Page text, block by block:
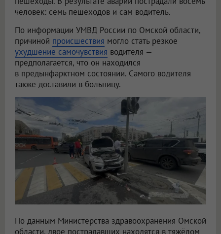
человек: семь пешеходов и сам водитель.
По информации УМВД России по Омской области,
причиной происшествия могло стать резкое
ухудшение самочувствия водителя —
предполагается, что он находился
в предынфарктном состоянии. Самого водителя
также доставили в больницу.
По данным Министерства здравоохранения Омской
области, двое пострадавших находятся в тяжёлом